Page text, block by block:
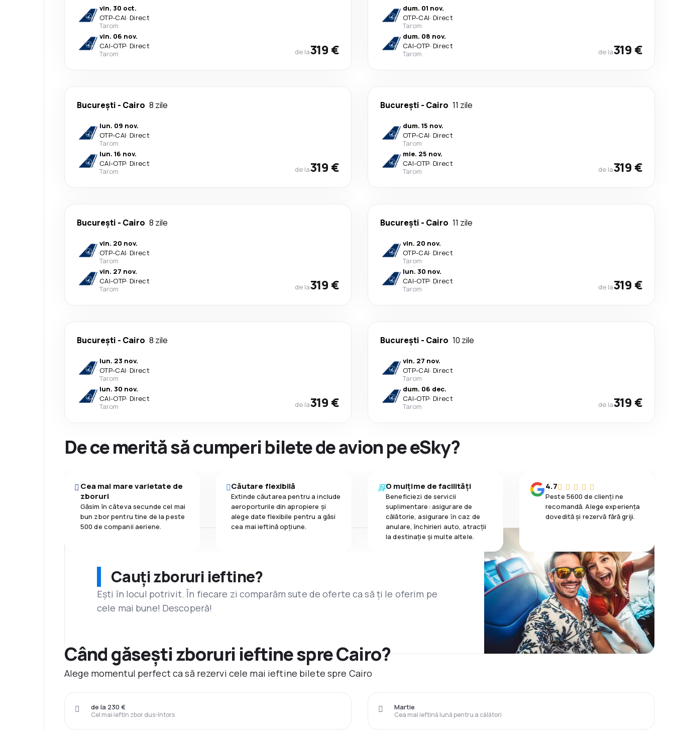
vin. 30 oct.
OTP-CAI· Direct
Tarom
vin. 06 nov.
CAI-OTP· Direct
Tarom
de la319 €
dum. 01 nov.
OTP-CAI· Direct
Tarom
dum. 08 nov.
CAI-OTP· Direct
Tarom
de la319 €
București - Cairo 8 zile
lun. 09 nov.
OTP-CAI· Direct
Tarom
lun. 16 nov.
CAI-OTP· Direct
Tarom
de la319 €
București - Cairo 11 zile
dum. 15 nov.
OTP-CAI· Direct
Tarom
mie. 25 nov.
CAI-OTP· Direct
Tarom
de la319 €
București - Cairo 8 zile
vin. 20 nov.
OTP-CAI· Direct
Tarom
vin. 27 nov.
CAI-OTP· Direct
Tarom
de la319 €
București - Cairo 11 zile
vin. 20 nov.
OTP-CAI· Direct
Tarom
lun. 30 nov.
CAI-OTP· Direct
Tarom
de la319 €
București - Cairo 8 zile
lun. 23 nov.
OTP-CAI· Direct
Tarom
lun. 30 nov.
CAI-OTP· Direct
Tarom
de la319 €
București - Cairo 10 zile
vin. 27 nov.
OTP-CAI· Direct
Tarom
dum. 06 dec.
CAI-OTP· Direct
Tarom
de la319 €
De ce merită să cumperi bilete de avion pe eSky?
Cea mai mare varietate de
zboruri
Găsim în câteva secunde cel mai
bun zbor pentru tine de la peste
500 de companii aeriene.
Căutare flexibilă
Extinde căutarea pentru a include
aeroporturile din apropiere și
alege date flexibile pentru a găsi
cea mai ieftină opțiune.
O mulțime de facilități
Beneficiezi de servicii
suplimentare: asigurare de
călătorie, asigurare ȋn caz de
anulare, închirieri auto, atracții
la destinaţie și multe altele.
4.7
Peste 5600 de clienți ne
recomandă. Alege experiența
dovedită și rezervă fără griji.
Cauți zboruri ieftine?
Ești în locul potrivit. În fiecare zi comparăm sute de oferte ca să ți le oferim pe
cele mai bune! Descoperă!
Când găsești zboruri ieftine spre Cairo?
Alege momentul perfect ca să rezervi cele mai ieftine bilete spre Cairo
Cel mai ieftin zbor dus-întors
de la 230 €
Cea mai ieftină lună pentru a călători
Martie